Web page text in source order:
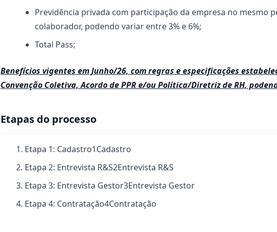
Previdência privada com participação da empresa no mesmo
colaborador, podendo variar entre 3% e 6%;
Total Pass;
Benefícios vigentes em Junho/26, com regras e especificações
Convenção Coletiva, Acordo de PPR e/ou Política/Diretriz de RH,
Etapas do processo
Etapa 1: Cadastro1Cadastro
Etapa 2: Entrevista R&S2Entrevista R&S
Etapa 3: Entrevista Gestor3Entrevista Gestor
Etapa 4: Contratação4Contratação